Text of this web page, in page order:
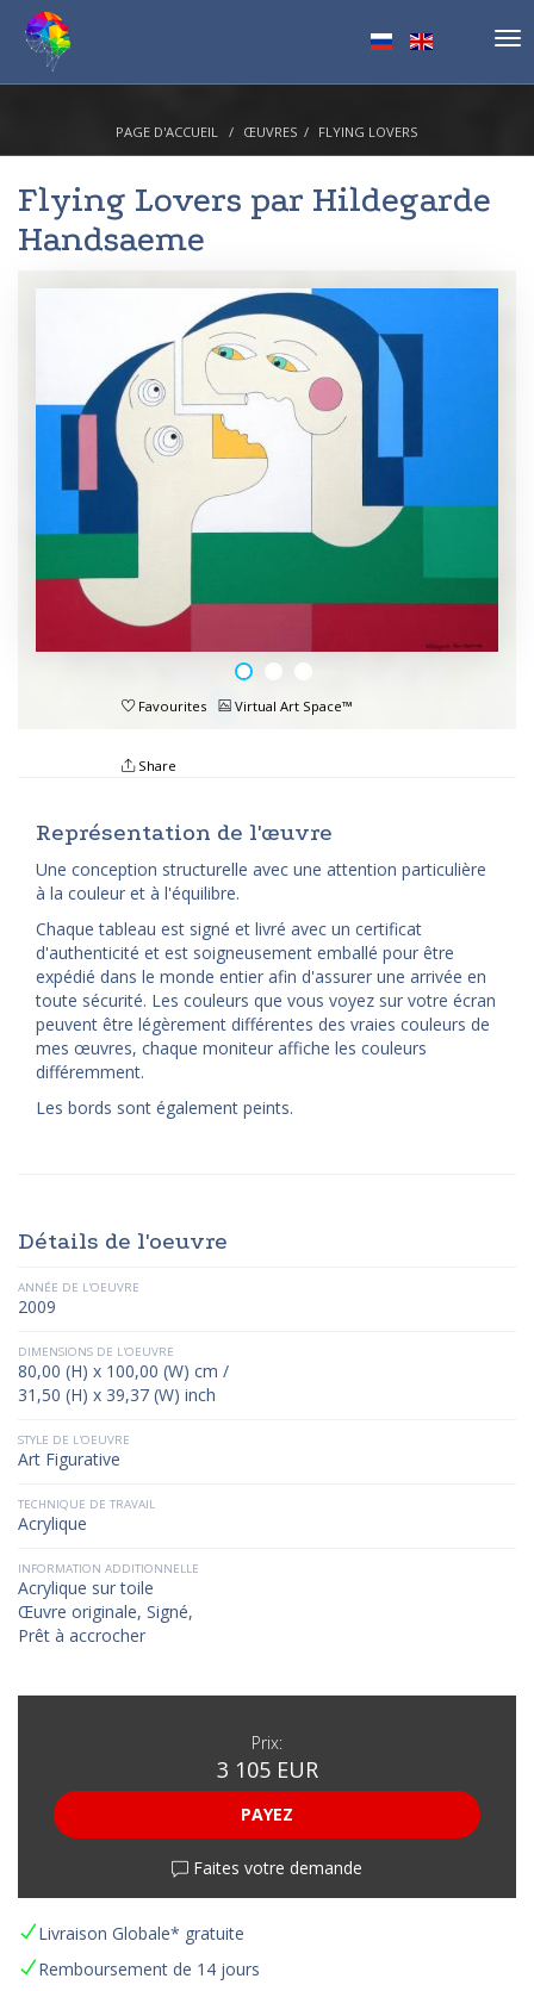
PAGE D'ACCUEIL ŒUVRES FLYING LOVERS
Flying Lovers par Hildegarde
Handsaeme
Favourites Virtual Art Space™
Share
Représentation de l'œuvre
Une conception structurelle avec une attention particulière
à la couleur et à l'équilibre.
Chaque tableau est signé et livré avec un certificat
d'authenticité et est soigneusement emballé pour être
expédié dans le monde entier afin d'assurer une arrivée en
toute sécurité. Les couleurs que vous voyez sur votre écran
peuvent être légèrement différentes des vraies couleurs de
mes œuvres, chaque moniteur affiche les couleurs
différemment.
Les bords sont également peints.
Détails de l'oeuvre
ANNÉE DE L'OEUVRE
2009
DIMENSIONS DE L'OEUVRE
80,00 (H) x 100,00 (W) cm /
31,50 (H) x 39,37 (W) inch
STYLE DE L'OEUVRE
Art Figurative
TECHNIQUE DE TRAVAIL
Acrylique
INFORMATION ADDITIONNELLE
Acrylique sur toile
Œuvre originale, Signé,
Prêt à accrocher
Prix:
3 105 EUR
PAYEZ
Faites votre demande
Livraison Globale* gratuite
Remboursement de 14 jours